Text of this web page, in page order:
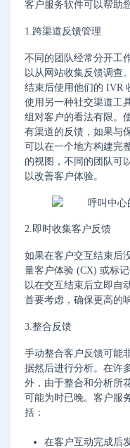
客户服务软件可以帮助
1.跨渠道反馈管理
不同的团队经常分开工
以从网站收集反馈调查
结束后使用他们的 IVR
使用另一种社交渠道工
组对客户的看法有限。
有渠道的反馈，如果与
可以在一个地方构建完
的视图，不同的团队可
以改善客户体验。
2.即时收集客户反馈
如果在客户交互结束后
量客户体验 (CX) 或标
以在交互结束后立即自
首要考虑，确保更高的
3.整合反馈
手动整合客户反馈可能
据然后进行分析。在许
外，由于整合和分析所
可能为时已晚。客户服
括：
在客户互动完成后